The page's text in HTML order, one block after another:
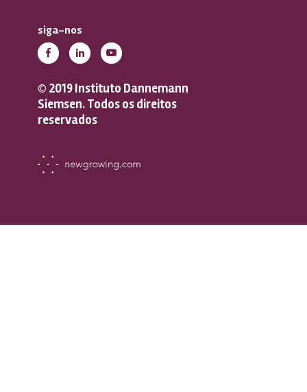
siga-nos
© 2019 Instituto Dannemann
Siemsen. Todos os direitos
reservados